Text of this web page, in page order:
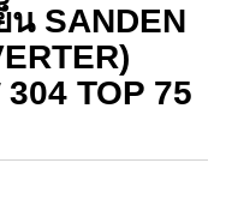
น SANDEN
TOP 75